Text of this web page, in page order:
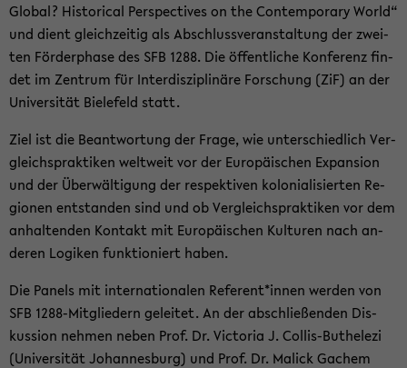
Glo­bal? His­to­ri­cal Per­spec­ti­ves on the Con­tem­pora­ry World“
und dient gleich­zei­tig als Ab­schluss­ver­an­stal­tung der zwei­
ten För­der­pha­se des SFB 1288. Die öf­fent­li­che Kon­fe­renz fin­
det im Zen­trum für In­ter­dis­zi­pli­nä­re For­schung (ZiF) an der
Uni­ver­si­tät Bie­le­feld statt.
Ziel ist die Be­ant­wor­tung der Frage, wie un­ter­schied­lich Ver­
gleichs­prak­ti­ken welt­weit vor der Eu­ro­päi­schen Ex­pan­si­on
und der Über­wäl­ti­gung der re­spek­ti­ven ko­lo­nia­li­sier­ten Re­
gio­nen ent­stan­den sind und ob Ver­gleichs­prak­ti­ken vor dem
an­hal­ten­den Kon­takt mit Eu­ro­päi­schen Kul­tu­ren nach an­
de­ren Lo­gi­ken funk­tio­niert haben.
Die Pa­nels mit in­ter­na­tio­na­len Re­fe­rent*innen wer­den von
SFB 1288-​Mitgliedern ge­lei­tet. An der ab­schlie­ßen­den Dis­
kus­si­on neh­men neben Prof. Dr. Vic­to­ria J. Collis-​Buthelezi
(Uni­ver­si­tät Jo­han­nes­burg) und Prof. Dr. Malick Ga­chem